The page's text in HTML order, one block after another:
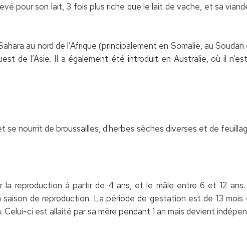
pour son lait, 3 fois plus riche que le lait de vache, et sa
au nord de l’Afrique (principalement en Somalie, au
de l’Asie. Il a également été introduit en Australie, où il
se nourrit de broussailles, d'herbes sèches diverses et de
reproduction à partir de 4 ans, et le mâle entre 6 et 12 ans.
de reproduction. La période de gestation est de 13
Celui-ci est allaité par sa mère pendant 1 an mais devient